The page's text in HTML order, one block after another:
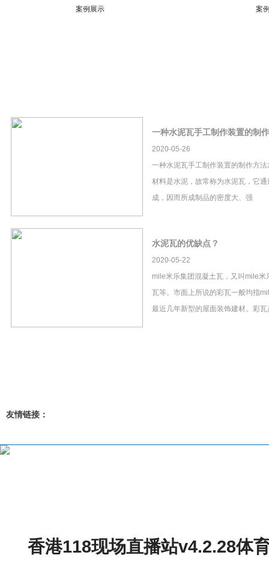
案例展示 案
一种水泥瓦手工制作装置的制
2020-05-26
一种水泥瓦手工制作装置的制作方
材料是水泥，故常称为水泥瓦，它
成，因而所成制品的密度大、强
水泥瓦的优缺点？
2020-05-22
mile米乐集团混凝土瓦，又叫mile米
瓦等。市面上所说的彩瓦一般均指
最近几年新型的屋面装饰建材。彩
友情链接：
香港118现场直播站v4.2.28体